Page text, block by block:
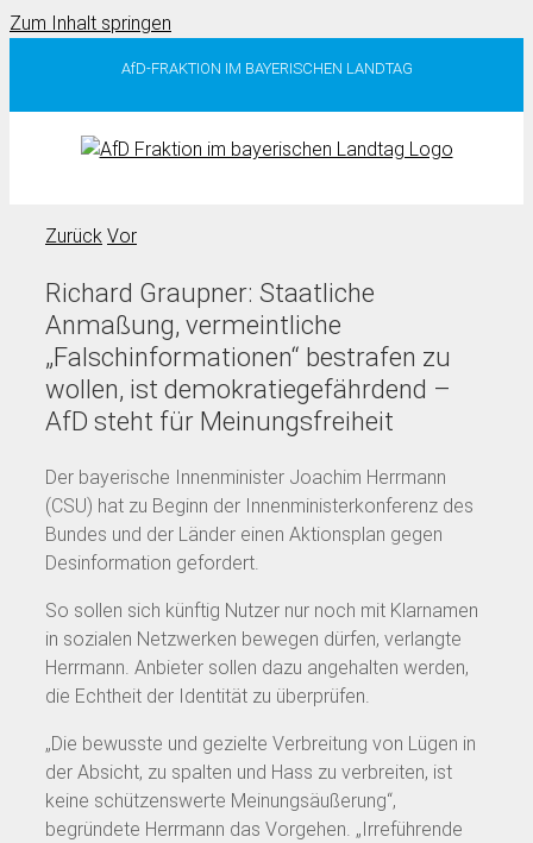
Zum Inhalt springen
AfD-FRAKTION IM BAYERISCHEN LANDTAG
Zurück Vor
Richard Graupner: Staatliche
Anmaßung, vermeintliche
„Falschinformationen“ bestrafen zu
wollen, ist demokratiegefährdend –
AfD steht für Meinungsfreiheit
Der bayerische Innenminister Joachim Herrmann
(CSU) hat zu Beginn der Innenministerkonferenz des
Bundes und der Länder einen Aktionsplan gegen
Desinformation gefordert.
So sollen sich künftig Nutzer nur noch mit Klarnamen
in sozialen Netzwerken bewegen dürfen, verlangte
Herrmann. Anbieter sollen dazu angehalten werden,
die Echtheit der Identität zu überprüfen.
„Die bewusste und gezielte Verbreitung von Lügen in
der Absicht, zu spalten und Hass zu verbreiten, ist
keine schützenswerte Meinungsäußerung“,
begründete Herrmann das Vorgehen. „Irreführende